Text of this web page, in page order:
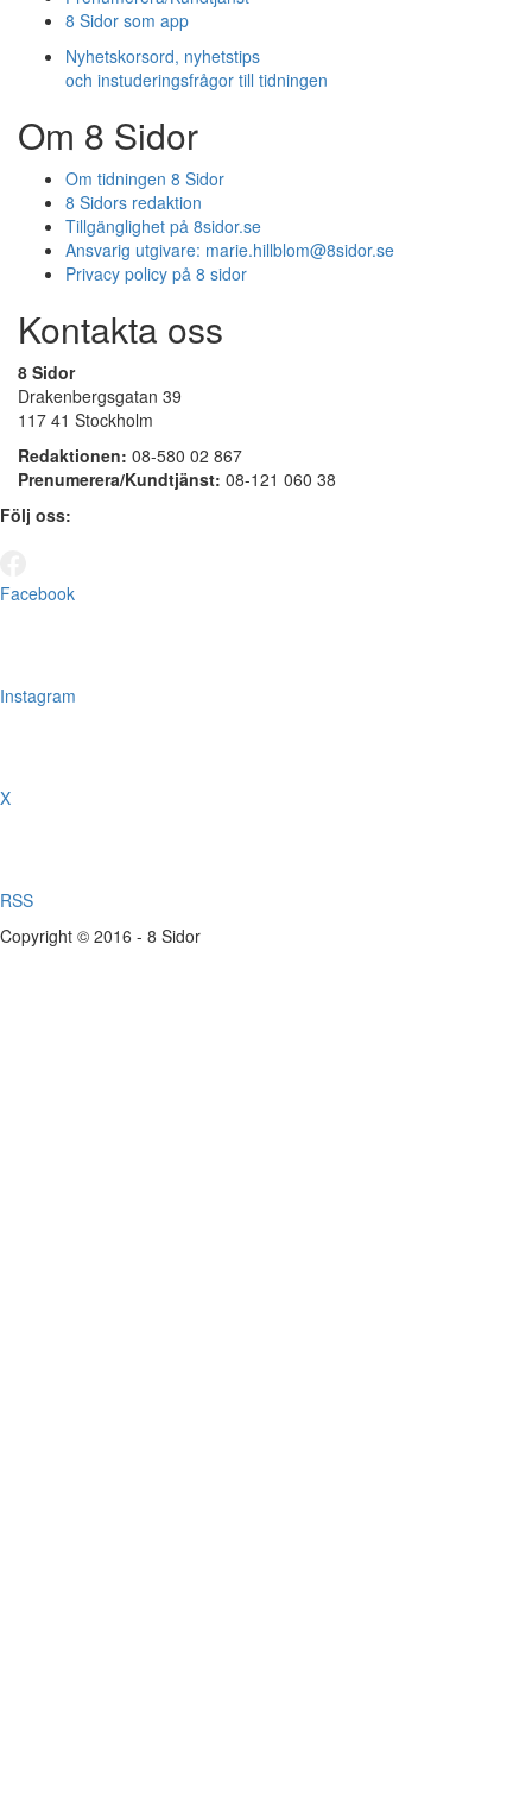
8 Sidor som app
Nyhetskorsord, nyhetstips
och instuderingsfrågor till tidningen
Om 8 Sidor
Om tidningen 8 Sidor
8 Sidors redaktion
Tillgänglighet på 8sidor.se
Ansvarig utgivare: marie.hillblom@8sidor.se
Privacy policy på 8 sidor
Kontakta oss
8 Sidor
Drakenbergsgatan 39
117 41 Stockholm
Redaktionen: 08-580 02 867
Prenumerera/Kundtjänst: 08-121 060 38
Följ oss:
Facebook
Instagram
X
RSS
Copyright © 2016 - 8 Sidor